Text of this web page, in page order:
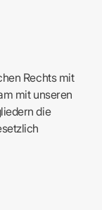
Rechts mit
mit unseren
die